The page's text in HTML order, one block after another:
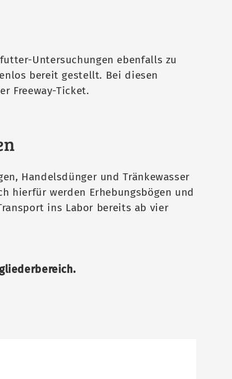
Untersuchungen ebenfalls zu
bereit gestellt. Bei diesen
Freeway-Ticket.
Handelsdünger und Tränkewasser
hierfür werden Erhebungsbögen und
ins Labor bereits ab vier